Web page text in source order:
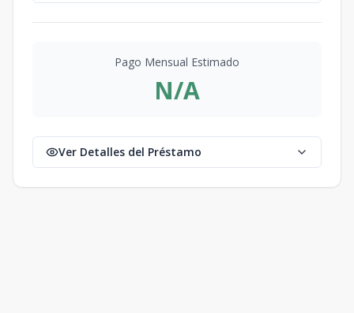
Pago Mensual Estimado
N/A
Ver Detalles del Préstamo